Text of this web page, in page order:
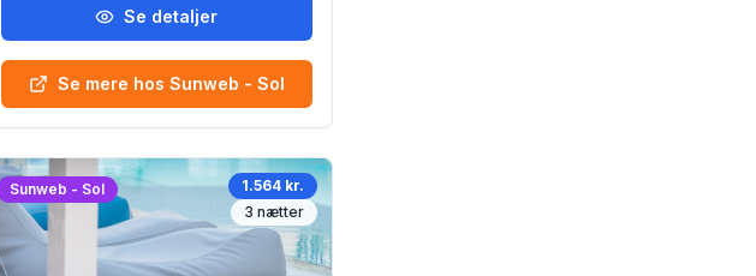
Se detaljer
Se mere hos Sunweb - Sol
Sunweb - Sol
1.564 kr.
3 nætter